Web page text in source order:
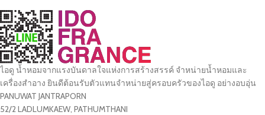
ไอดู น้ำหอมจากแรงบันดาลใจแห่งการสร้างสรรค์ จำหน่ายน้ำหอมและ
เครื่องสำอาง ยินดีต้อนรับตัวแทนจำหน่ายสู่ครอบครัวของไอดู อย่างอบอุ่น
PANUWAT JANTRAPORN
52/2 LADLUMKAEW, PATHUMTHANI